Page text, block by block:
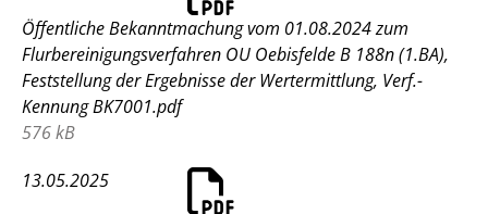
Öffentliche Bekanntmachung vom 01.08.2024 zum
Flurbereinigungsverfahren OU Oebisfelde B 188n (1.BA),
Feststellung der Ergebnisse der Wertermittlung, Verf.-
Kennung BK7001.pdf
576 kB
13.05.2025